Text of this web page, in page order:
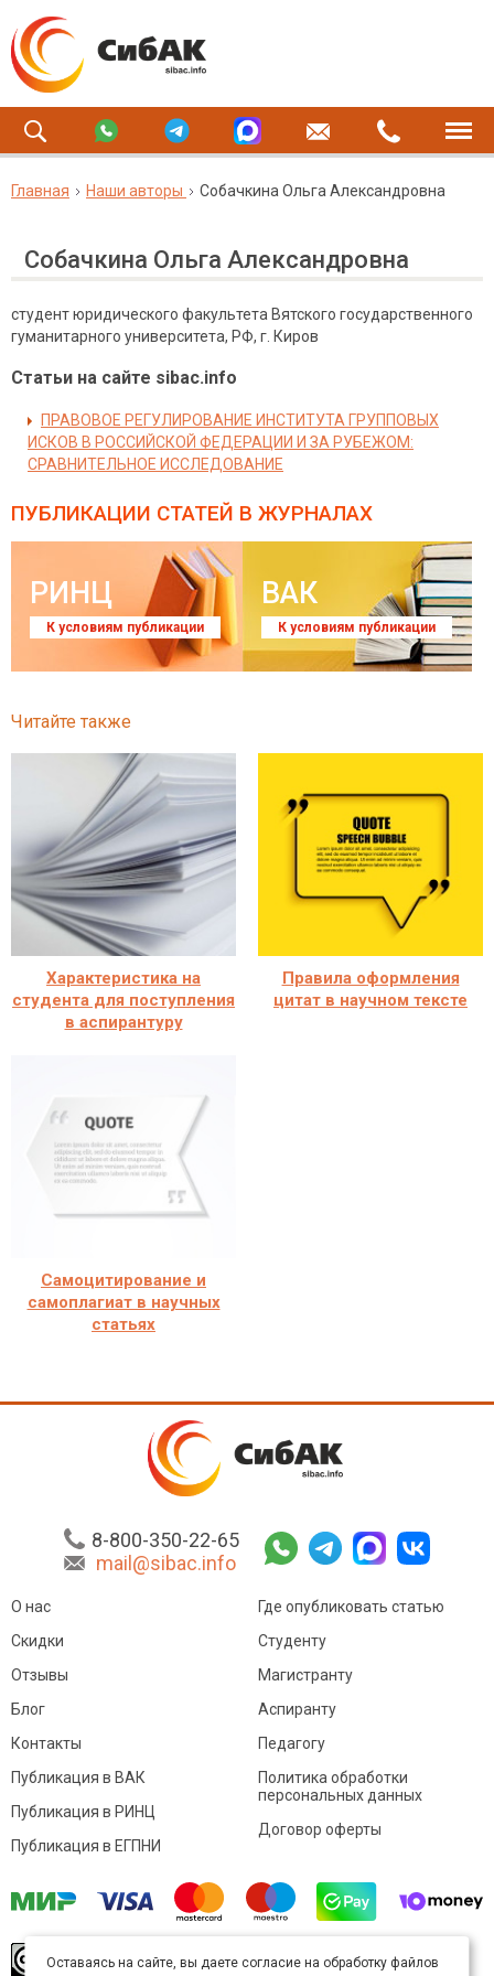
Главная Наши авторы Собачкина Ольга Александровна
Собачкина Ольга Александровна
студент юридического факультета Вятского государственного
гуманитарного университета, РФ, г. Киров
Статьи на сайте sibac.info
ПРАВОВОЕ РЕГУЛИРОВАНИЕ ИНСТИТУТА ГРУППОВЫХ
ИСКОВ В РОССИЙСКОЙ ФЕДЕРАЦИИ И ЗА РУБЕЖОМ:
СРАВНИТЕЛЬНОЕ ИССЛЕДОВАНИЕ
ПУБЛИКАЦИИ СТАТЕЙ В ЖУРНАЛАХ
РИНЦ
К условиям публикации
ВАК
К условиям публикации
Читайте также
Характеристика на
студента для поступления
в аспирантуру
Правила оформления
цитат в научном тексте
Самоцитирование и
самоплагиат в научных
статьях
8-800-350-22-65
mail@sibac.info
О нас
Скидки
Отзывы
Блог
Контакты
Где опубликовать статью
Студенту
Магистранту
Аспиранту
Педагогу
Публикация в ВАК
Публикация в РИНЦ
Публикация в ЕГПНИ
Политика обработки
персональных данных
Договор оферты
произведение доступно полицензии Creative
Оставаясь на сайте, вы даете согласие на обработку файлов